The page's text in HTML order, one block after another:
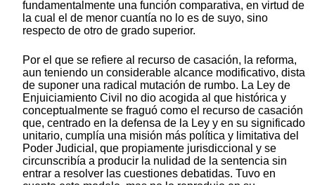
fundamentalmente una función comparativa, en virtud de
la cual el de menor cuantía no lo es de suyo, sino
respecto de otro de grado superior.
Por el que se refiere al recurso de casación, la reforma,
aun teniendo un considerable alcance modificativo, dista
de suponer una radical mutación de rumbo. La Ley de
Enjuiciamiento Civil no dio acogida al que histórica y
conceptualmente se fraguó como el recurso de casación
que, centrado en la defensa de la Ley y en su significado
unitario, cumplía una misión más política y limitativa del
Poder Judicial, que propiamente jurisdiccional y se
circunscribía a producir la nulidad de la sentencia sin
entrar a resolver las cuestiones debatidas. Tuvo en